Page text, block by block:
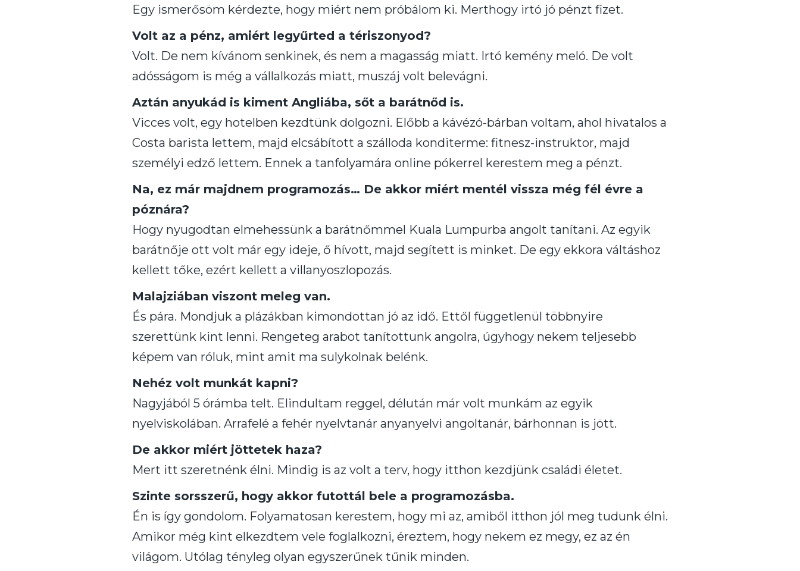
Egy ismerősöm kérdezte, hogy miért nem próbálom ki. Merthogy irtó jó pénzt fizet.
Volt az a pénz, amiért legyűrted a tériszonyod?
Volt. De nem kívánom senkinek, és nem a magasság miatt. Irtó kemény meló. De volt
adósságom is még a vállalkozás miatt, muszáj volt belevágni.
Aztán anyukád is kiment Angliába, sőt a barátnőd is.
Vicces volt, egy hotelben kezdtünk dolgozni. Előbb a kávézó-bárban voltam, ahol hivatalos a
Costa barista lettem, majd elcsábított a szálloda konditerme: fitnesz-instruktor, majd
személyi edző lettem. Ennek a tanfolyamára online pókerrel kerestem meg a pénzt.
Na, ez már majdnem programozás… De akkor miért mentél vissza még fél évre a
póznára?
Hogy nyugodtan elmehessünk a barátnőmmel Kuala Lumpurba angolt tanítani. Az egyik
barátnője ott volt már egy ideje, ő hívott, majd segített is minket. De egy ekkora váltáshoz
kellett tőke, ezért kellett a villanyoszlopozás.
Malajziában viszont meleg van.
És pára. Mondjuk a plázákban kimondottan jó az idő. Ettől függetlenül többnyire
szerettünk kint lenni. Rengeteg arabot tanítottunk angolra, úgyhogy nekem teljesebb
képem van róluk, mint amit ma sulykolnak belénk.
Nehéz volt munkát kapni?
Nagyjából 5 órámba telt. Elindultam reggel, délután már volt munkám az egyik
nyelviskolában. Arrafelé a fehér nyelvtanár anyanyelvi angoltanár, bárhonnan is jött.
De akkor miért jöttetek haza?
Mert itt szeretnénk élni. Mindig is az volt a terv, hogy itthon kezdjünk családi életet.
Szinte sorsszerű, hogy akkor futottál bele a programozásba.
Én is így gondolom. Folyamatosan kerestem, hogy mi az, amiből itthon jól meg tudunk élni.
Amikor még kint elkezdtem vele foglalkozni, éreztem, hogy nekem ez megy, ez az én
világom. Utólag tényleg olyan egyszerűnek tűnik minden.